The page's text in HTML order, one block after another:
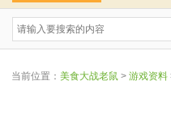
当前位置： 美食大战老鼠 > 游戏资料